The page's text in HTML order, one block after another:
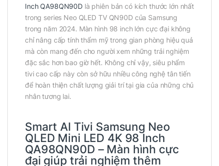
Inch QA98QN90D là phiên bản có kích thước lớn nhất
trong series Neo QLED TV QN90D của Samsung
trong năm 2024. Màn hình 98 inch lớn cực đại không
chỉ nâng cấp tính thẩm mỹ trong gian phòng hiệu quả
mà còn mang đến cho người xem những trải nghiệm
đặc sắc hơn bao giờ hết. Không chỉ vậy, siêu phẩm
tivi cao cấp này còn sở hữu nhiều công nghệ tân tiến
để hoàn thiện chất lượng giải trí tại gia của những chủ
nhân tương lai.
Smart AI Tivi Samsung Neo
QLED Mini LED 4K 98 Inch
QA98QN90D – Màn hình cực
đại giúp trải nghiệm thêm